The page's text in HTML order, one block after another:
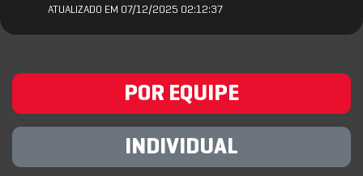
ATUALIZADO EM 07/12/2025 02:12:37
POR EQUIPE
INDIVIDUAL